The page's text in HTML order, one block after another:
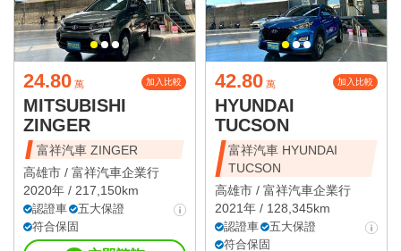
24.80 萬 加入比較
MITSUBISHI
ZINGER
富祥汽車 ZINGER
高雄市 / 富祥汽車企業行
2020年 / 217,150km
認證車
五大保證
符合保固
42.80 萬 加入比較
HYUNDAI
TUCSON
富祥汽車 HYUNDAI
TUCSON
高雄市 / 富祥汽車企業行
2021年 / 128,345km
認證車
五大保證
符合保固